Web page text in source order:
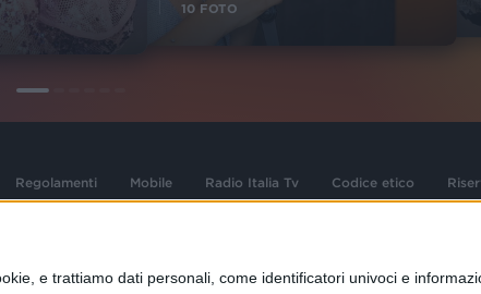
e trattiamo dati personali, come identificatori univoci e
10 FOTO
Regolamenti Mobile Radio Italia Tv Codice etico
02 25444220